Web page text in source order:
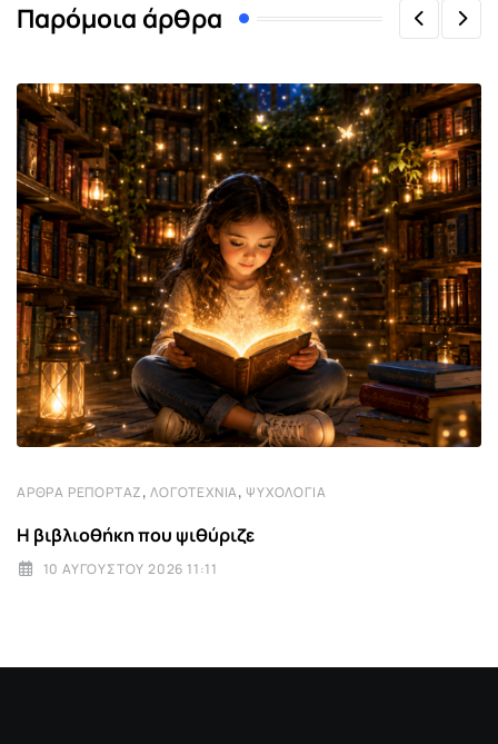
Παρόμοια άρθρα
ΆΡΘΡΑ ΡΕΠΟΡΤΆΖ,ΛΟΓΟΤΕΧΝΊΑ, ΨΥΧΟΛΟΓΊΑ
Η βιβλιοθήκη που ψιθύριζε
10 ΑΥΓΟΎΣΤΟΥ 2026 11:11